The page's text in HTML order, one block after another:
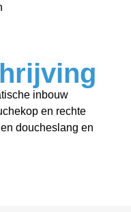
inbouw
en rechte
doucheslang en